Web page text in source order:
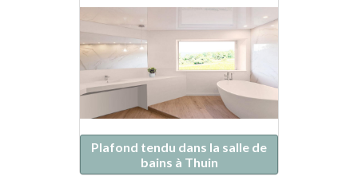
Plafond tendu dans la salle de
bains à Thuin